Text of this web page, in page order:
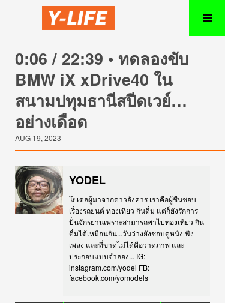
0:06 / 22:39 • ทดลองขับ
BMW iX xDrive40 ใน
สนามปทุมธานีสปีดเวย์…
อย่างเดือด
AUG 19, 2023
YODEL
โยเดลผู้มาจากดาวอังคาร เราคือผู้ชื่นชอบ
เรื่องรถยนต์ ท่องเที่ยว กินดื่ม แต่ก็ยังรักการ
ปั่นจักรยานเพราะสามารถพาไปท่องเที่ยว กิน
ดื่มได้เหมือนกัน...วันว่างยังชอบดูหนัง ฟัง
เพลง และที่ขาดไม่ได้คือวาดภาพ และ
ประกอบแบบจำลอง... IG:
instagram.com/yodel FB:
facebook.com/yomodels